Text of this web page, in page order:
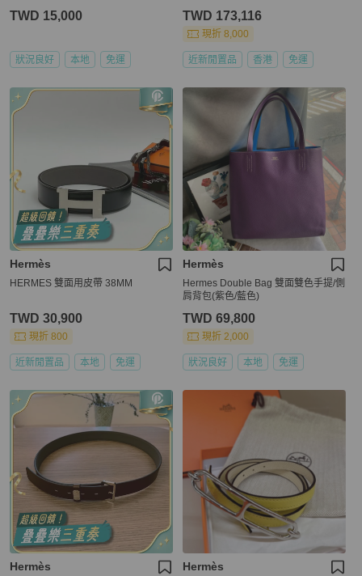
TWD 15,000
狀況良好 本地 免運
TWD 173,116
現折 8,000
近新閒置品 香港 免運
Hermès
HERMES 雙面用皮帶 38MM
TWD 30,900
現折 800
近新閒置品 本地 免運
Hermès
Hermes Double Bag 雙面雙色手提/側
肩背包(紫色/藍色)
TWD 69,800
現折 2,000
狀況良好 本地 免運
Hermès Hermès